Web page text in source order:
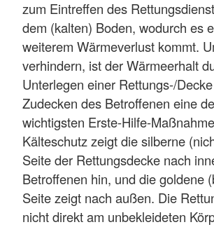
zum Eintreffen des
dem (kalten) Boden, wodurch es
weiterem Wärmeverlust kommt.
verhindern, ist der Wärmeerhalt
Unterlegen einer Rettungs-/
Zudecken des Betroffenen eine
wichtigsten Erste-Hilfe-
Kälteschutz zeigt die silberne
Seite der Rettungsdecke nach
Betroffenen hin, und die goldene
Seite zeigt nach außen. Die
nicht direkt am unbekleideten